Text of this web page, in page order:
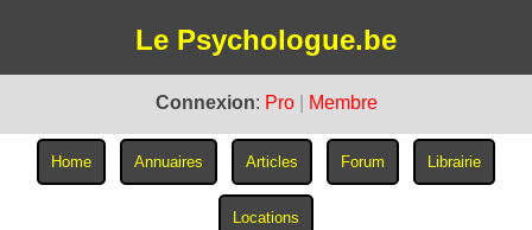
Le Psychologue.be
Connexion: Pro Membre